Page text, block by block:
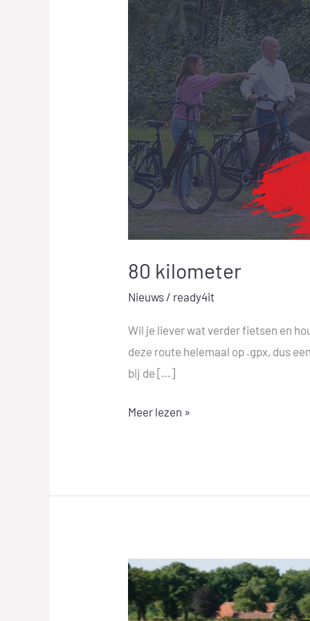
80 kilometer
Nieuws / ready4it
Wil je liever wat verder fietsen en
deze route helemaal op .gpx, dus
bij de […]
kilometer
Meer lezen »
Kinderen
t/m
12